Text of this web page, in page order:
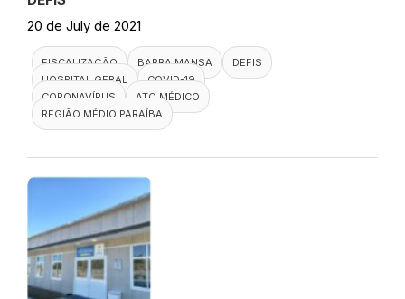
20 de July de 2021
FISCALIZAÇÃO BARRA MANSA
DEFIS
HOSPITAL GERAL
COVID-19
CORONAVÍRUS
ATO MÉDICO
REGIÃO MÉDIO PARAÍBA